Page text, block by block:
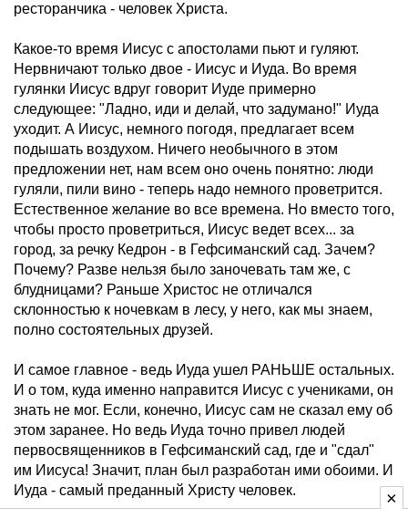
ресторанчика - человек Христа.
Какое-то время Иисус с апостолами пьют и гуляют.
Нервничают только двое - Иисус и Иуда. Во время
гулянки Иисус вдруг говорит Иуде примерно
следующее: "Ладно, иди и делай, что задумано!" Иуда
уходит. А Иисус, немного погодя, предлагает всем
подышать воздухом. Ничего необычного в этом
предложении нет, нам всем оно очень понятно: люди
гуляли, пили вино - теперь надо немного проветрится.
Естественное желание во все времена. Но вместо того,
чтобы просто проветриться, Иисус ведет всех... за
город, за речку Кедрон - в Гефсиманский сад. Зачем?
Почему? Разве нельзя было заночевать там же, с
блудницами? Раньше Христос не отличался
склонностью к ночевкам в лесу, у него, как мы знаем,
полно состоятельных друзей.
И самое главное - ведь Иуда ушел РАНЬШЕ остальных.
И о том, куда именно направится Иисус с учениками, он
знать не мог. Если, конечно, Иисус сам не сказал ему об
этом заранее. Но ведь Иуда точно привел людей
первосвященников в Гефсиманский сад, где и "сдал"
им Иисуса! Значит, план был разработан ими обоими. И
Иуда - самый преданный Христу человек.